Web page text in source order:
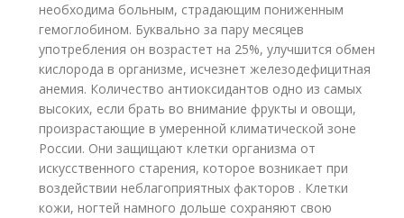
необходима больным, страдающим пониженным
гемоглобином. Буквально за пару месяцев
употребления он возрастет на 25%, улучшится обмен
кислорода в организме, исчезнет железодефицитная
анемия. Количество антиоксидантов одно из самых
высоких, если брать во внимание фрукты и овощи,
произрастающие в умеренной климатической зоне
России. Они защищают клетки организма от
искусственного старения, которое возникает при
воздействии неблагоприятных факторов . Клетки
кожи, ногтей намного дольше сохраняют свою